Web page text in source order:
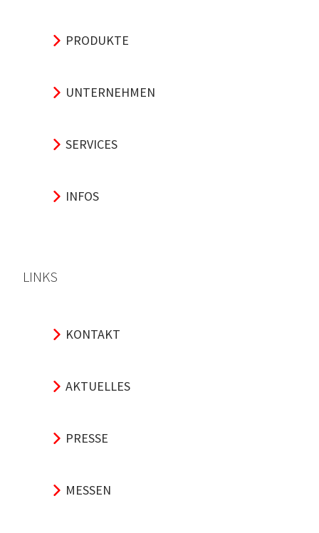
PRODUKTE
UNTERNEHMEN
SERVICES
INFOS
LINKS
KONTAKT
AKTUELLES
PRESSE
MESSEN